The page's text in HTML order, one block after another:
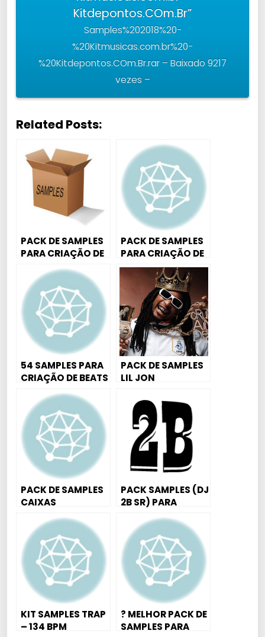
Kitdepontos.COm.Br”
Samples%202018%20-
%20Kitmusicas.com.br%20-
%20Kitdepontos.COm.Br.rar – Baixado 9217
vezes –
Related Posts:
PACK DE SAMPLES
PARA CRIAÇÃO DE
PACK DE SAMPLES
PARA CRIAÇÃO DE
BEATS 2015 #2
54 SAMPLES PARA
CRIAÇÃO DE BEATS
PACK DE SAMPLES
LIL JON
PACK DE SAMPLES
CAIXAS
PACK SAMPLES (DJ
2B SR) PARA
ANTIGOS
KIT SAMPLES TRAP
– 134 BPM
? MELHOR PACK DE
SAMPLES PARA